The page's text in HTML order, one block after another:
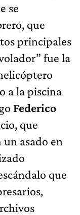
se
que
principales
fue la
a la piscina
Federico
que
asado en
que